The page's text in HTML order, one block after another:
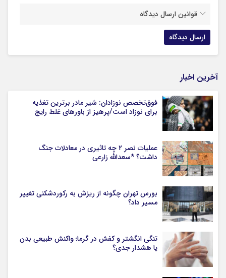
قوانین ارسال دیدگاه
آخرین اخبار
فوق‌تخصص نوزادان: شیر مادر برترین تغذیه
برای نوزاد است/پرهیز از باورهای غلط رایج
عملیات نصر ۲ چه تاثیری در معادلات جنگ
داشت؟ *سعدالله زارعی
بورس تهران چگونه از ریزش به رکوردشکنی تغییر
مسیر داد؟
تنگی انگشتر و کفش در گرما؛ واکنش طبیعی بدن
یا هشدار جدی؟